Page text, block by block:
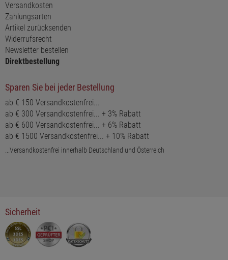
Versandkosten
Zahlungsarten
Artikel zurücksenden
Widerrufsrecht
Newsletter bestellen
Direktbestellung
Sparen Sie bei jeder Bestellung
ab € 150 Versandkostenfrei...
ab € 300 Versandkostenfrei... + 3% Rabatt
ab € 600 Versandkostenfrei... + 6% Rabatt
ab € 1500 Versandkostenfrei... + 10% Rabatt
...Versandkostenfrei innerhalb Deutschland und Österreich
Sicherheit